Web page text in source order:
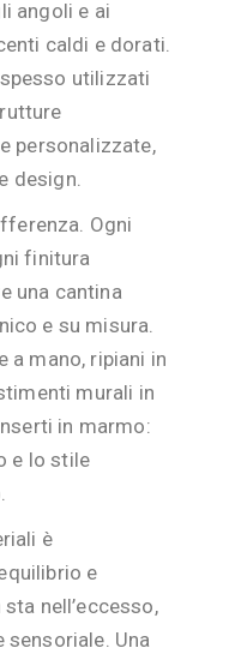
angoli e ai
caldi e dorati.
utilizzati
personalizzate,
design.
Ogni
finitura
una cantina
e su misura.
a mano, ripiani in
murali in
in marmo:
e lo stile
è
e
nell’eccesso,
sensoriale. Una